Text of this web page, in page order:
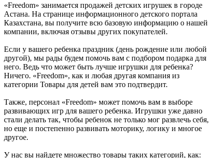
«Freedom» занимается продажей детских игрушек в городе
Астана. На странице информационного детского портала
Казахстана, вы получите всю базовую информацию о нашей
компании, включая отзывы других покупателей.
Если у вашего ребенка праздник (день рождение или любой
другой), мы рады будем помочь вам с подбором подарка для
него. Ведь что может быть лучше игрушки для ребенка?
Ничего. «Freedom», как и любая другая компания из
категории Товары для детей вам это подтвердит.
Также, персонал «Freedom» может помочь вам в выборе
развивающих игр для вашего ребенка. Игрушки уже давно
стали делать так, чтобы ребенок не только мог развлечь себя,
но еще и постепенно развивать моторику, логику и многое
другое.
У нас вы найдете множество товары таких категорий, как: